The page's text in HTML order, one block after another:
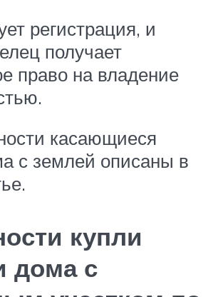
регистрация, и
получает
право на владение
касающиеся
с землей описаны в
купли
дома с